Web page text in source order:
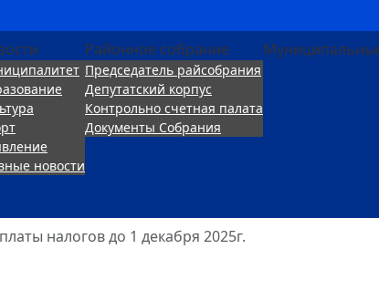
новости
Районное собрание
Председатель райсобрания
Депутатский корпус
Контрольно счетная палата
Документы Собрания
налогов до 1 декабря 2025г.